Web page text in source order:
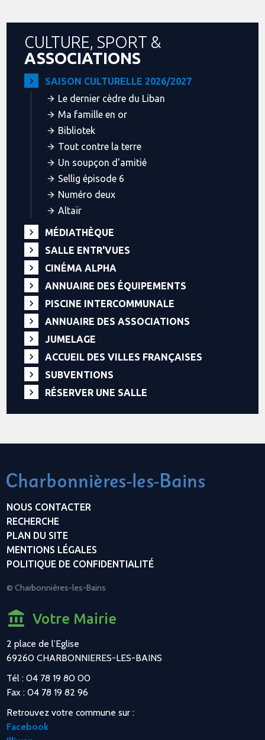
CULTURE, SPORT &
ASSOCIATIONS
SAISON CULTURELLE 2026/2027
Le dernier cèdre du Liban
Ma famille en or
Bibliotek
Tout contre la terre
Un soupçon d'amitié
Sellig épisode 6
Numéro deux
Altaïr
MÉDIATHÈQUE
SALLE ENTR'VUES
CINÉMA ALPHA
ANNUAIRE DES ÉQUIPEMENTS
PISCINE INTERCOMMUNALE
ANNUAIRE DES ASSOCIATIONS
JUMELAGE
ACCUEIL DES VILLES FRANÇAISES
SUBVENTIONS
RÉSERVER UNE SALLE
NOUS CONTACTER
RECHERCHE
PLAN DU SITE
MENTIONS LÉGALES
POLITIQUE DE CONFIDENTIALITÉ
© Charbonnières-les-Bains
Votre Mairie
2 place de l’Eglise
69260 CHARBONNIERES-LES-BAINS
Tél : 04 78 19 80 00
Fax : 04 78 19 82 96
Retrouvez votre commune sur :
Facebook